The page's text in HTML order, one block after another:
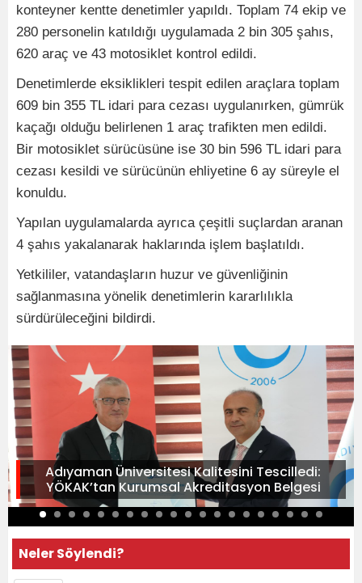
konteyner kentte denetimler yapıldı. Toplam 74 ekip ve
280 personelin katıldığı uygulamada 2 bin 305 şahıs,
620 araç ve 43 motosiklet kontrol edildi.
Denetimlerde eksiklikleri tespit edilen araçlara toplam
609 bin 355 TL idari para cezası uygulanırken, gümrük
kaçağı olduğu belirlenen 1 araç trafikten men edildi.
Bir motosiklet sürücüsüne ise 30 bin 596 TL idari para
cezası kesildi ve sürücünün ehliyetine 6 ay süreyle el
konuldu.
Yapılan uygulamalarda ayrıca çeşitli suçlardan aranan
4 şahıs yakalanarak haklarında işlem başlatıldı.
Yetkililer, vatandaşların huzur ve güvenliğinin
sağlanmasına yönelik denetimlerin kararlılıkla
sürdürüleceğini bildirdi.
Adıyaman Üniversitesi Kalitesini Tescilledi:
YÖKAK’tan Kurumsal Akreditasyon Belgesi
Neler Söylendi?